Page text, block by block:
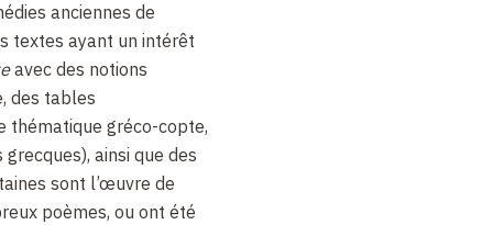
anciennes de
textes ayant un intérêt
avec des notions
des tables
thématique gréco-copte,
ainsi que des
sont l’œuvre de
poèmes, ou ont été